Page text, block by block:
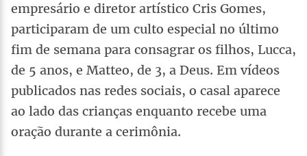
empresário e diretor artístico Cris Gomes,
participaram de um culto especial no último
fim de semana para consagrar os filhos, Lucca,
de 5 anos, e Matteo, de 3, a Deus. Em vídeos
publicados nas redes sociais, o casal aparece
ao lado das crianças enquanto recebe uma
oração durante a cerimônia.